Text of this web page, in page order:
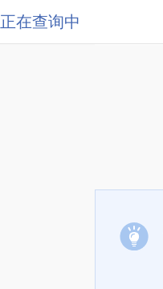
正在查询中